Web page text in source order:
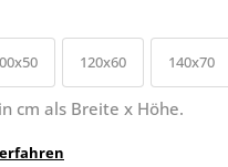
120x60 140x70
cm als Breite x Höhe.